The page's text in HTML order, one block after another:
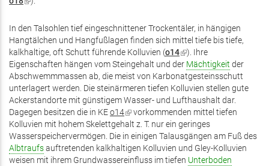
extern)
In den Talsohlen tief eingeschnittener Trockentäler, in hängigen
Hangtälchen und Hangfußlagen finden sich mittel tiefe bis tiefe,
kalkhaltige, oft Schutt führende Kolluvien (o14(Link
ist
extern)
). Ihre
Eigenschaften hängen vom Steingehalt und der Mächtigkeit der
Abschwemmmassen ab, die meist von Karbonatgesteinsschutt
unterlagert werden. Die steinärmeren tiefen Kolluvien stellen gute
Ackerstandorte mit günstigem Wasser- und Lufthaushalt dar.
Dagegen besitzen die in KEo14(Link
ist
extern)
vorkommenden mittel tiefen
Kolluvien mit hohem Skelettgehalt z. T. nur ein geringes
Wasserspeichervermögen. Die in einigen Talausgängen am Fuß des
Albtraufsauftretenden kalkhaltigen Kolluvien und Gley-Kolluvien
weisen mit ihrem Grundwassereinfluss im tiefen Unterboden